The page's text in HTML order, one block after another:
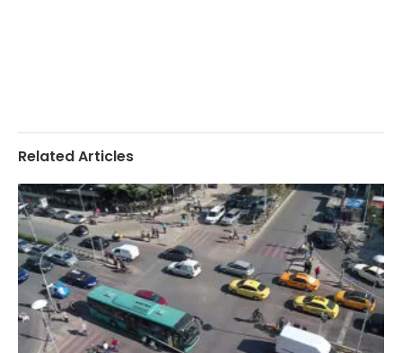
Related Articles